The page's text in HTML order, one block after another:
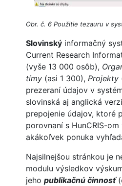
Obr. č. 6 Použitie tezauru v
Slovinský informačný
Current Research
(vyše 13 000 osôb),
tímy (asi 1 300), Projekty
prezeraní údajov v
slovinská aj anglická
prepojenie údajov, ktoré
porovnaní s HunCRIS-
akákoľvek ponuka
Najsilnejšou stránkou je
modulu výsledkov
jeho publikačnú činnosť